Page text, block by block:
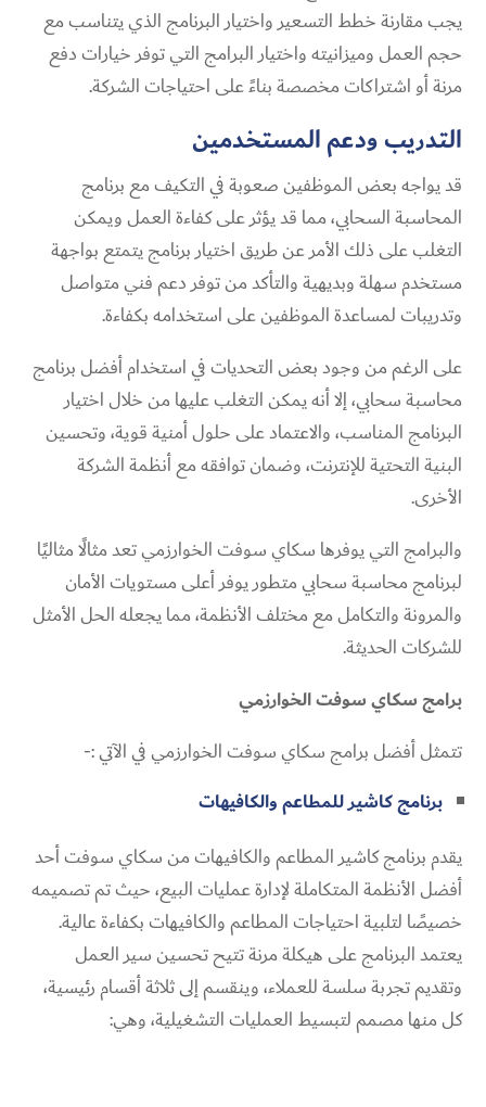
يجب مقارنة خطط التسعير واختيار البرنامج الذي يتناسب مع
حجم العمل وميزانيته واختيار البرامج التي توفر خيارات دفع
مرنة أو اشتراكات مخصصة بناءً على احتياجات الشركة.
التدريب ودعم المستخدمين
قد يواجه بعض الموظفين صعوبة في التكيف مع برنامج
المحاسبة السحابي، مما قد يؤثر على كفاءة العمل ويمكن
التغلب على ذلك الأمر عن طريق اختيار برنامج يتمتع بواجهة
مستخدم سهلة وبديهية والتأكد من توفر دعم فني متواصل
وتدريبات لمساعدة الموظفين على استخدامه بكفاءة.
على الرغم من وجود بعض التحديات في استخدام أفضل برنامج
محاسبة سحابي، إلا أنه يمكن التغلب عليها من خلال اختيار
البرنامج المناسب، والاعتماد على حلول أمنية قوية، وتحسين
البنية التحتية للإنترنت، وضمان توافقه مع أنظمة الشركة
الأخرى.
والبرامج التي يوفرها سكاي سوفت الخوارزمي تعد مثالًا مثاليًا
لبرنامج محاسبة سحابي متطور يوفر أعلى مستويات الأمان
والمرونة والتكامل مع مختلف الأنظمة، مما يجعله الحل الأمثل
للشركات الحديثة.
برامج سكاي سوفت الخوارزمي
تتمثل أفضل برامج سكاي سوفت الخوارزمي في الآتي :-
برنامج كاشير للمطاعم والكافيهات
يقدم برنامج كاشير المطاعم والكافيهات من سكاي سوفت أحد
أفضل الأنظمة المتكاملة لإدارة عمليات البيع، حيث تم تصميمه
خصيصًا لتلبية احتياجات المطاعم والكافيهات بكفاءة عالية.
يعتمد البرنامج على هيكلة مرنة تتيح تحسين سير العمل
وتقديم تجربة سلسة للعملاء، وينقسم إلى ثلاثة أقسام رئيسية،
كل منها مصمم لتبسيط العمليات التشغيلية، وهي: